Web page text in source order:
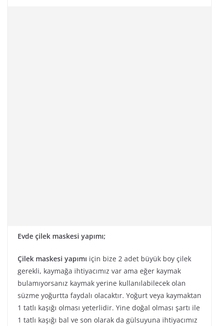
Evde çilek maskesi yapımı;
Çilek maskesi yapımı için bize 2 adet büyük boy çilek
gerekli, kaymağa ihtiyacımız var ama eğer kaymak
bulamıyorsanız kaymak yerine kullanılabilecek olan
süzme yoğurtta faydalı olacaktır. Yoğurt veya kaymaktan
1 tatlı kaşığı olması yeterlidir. Yine doğal olması şartı ile
1 tatlı kaşığı bal ve son olarak da gülsuyuna ihtiyacımız